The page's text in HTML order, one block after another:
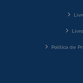
Política de